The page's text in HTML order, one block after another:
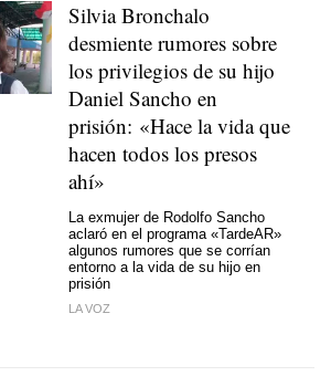
Silvia Bronchalo
desmiente rumores sobre
los privilegios de su hijo
Daniel Sancho en
prisión: «Hace la vida que
hacen todos los presos
ahí»
La exmujer de Rodolfo Sancho
aclaró en el programa «TardeAR»
algunos rumores que se corrían
entorno a la vida de su hijo en
prisión
LA VOZ